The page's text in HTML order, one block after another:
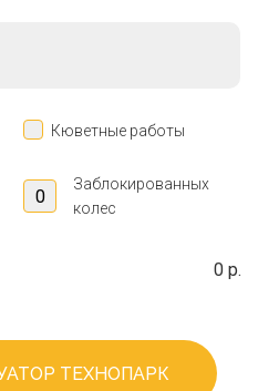
Кюветные работы
Заблокированных
колес
0 р.
ТЕХНОПАРК